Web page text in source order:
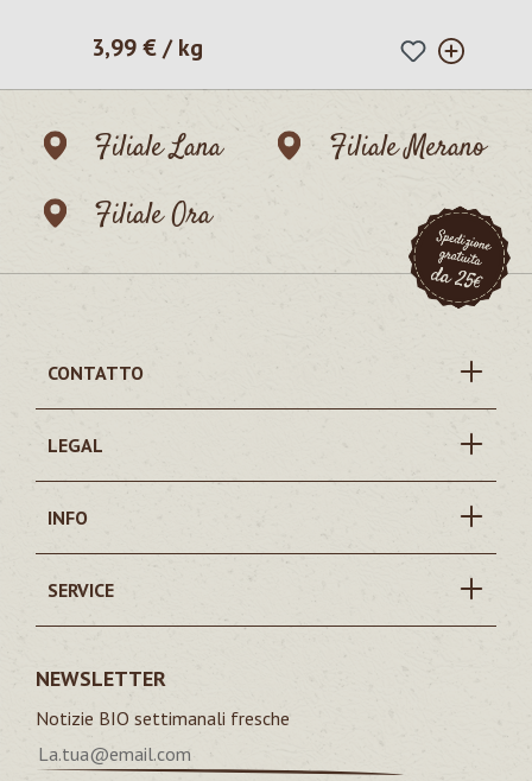
Prezzo normale:
3,99 € / kg
Filiale Lana
Filiale Merano
Filiale Ora
CONTATTO
LEGAL
INFO
SERVICE
NEWSLETTER
Notizie BIO settimanali fresche